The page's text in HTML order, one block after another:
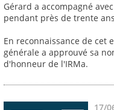
Gérard a accompagné
pendant près de trente
En reconnaissance de cet
générale a approuvé sa
d'honneur de l'IRMa.
17/